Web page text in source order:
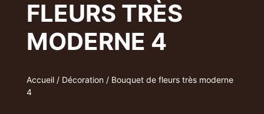
FLEURS TRÈS
MODERNE 4
Accueil/ Décoration/ Bouquet de fleurs très moderne
4